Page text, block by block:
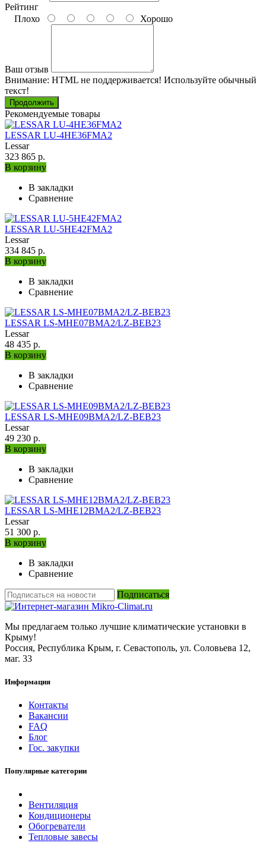
Рейтинг
Плохо
Хорошо
Ваш отзыв
Внимание: HTML не поддерживается! Используйте обычный
текст!
Продолжить
Рекомендуемые товары
LESSAR LU-4HE36FMA2
Lessar
323 865 р.
В корзину
В закладки
Сравнение
LESSAR LU-5HE42FMA2
Lessar
334 845 р.
В корзину
В закладки
Сравнение
LESSAR LS-МHE07BMA2/LZ-BEB23
Lessar
48 435 р.
В корзину
В закладки
Сравнение
LESSAR LS-МHE09BMA2/LZ-BEB23
Lessar
49 230 р.
В корзину
В закладки
Сравнение
LESSAR LS-МHE12BMA2/LZ-BEB23
Lessar
51 300 р.
В корзину
В закладки
Сравнение
Подписаться
Мы предлагаем только лучшие климатические установки в
Крыму!
Россия, Республика Крым, г. Севастополь, ул. Соловьева 12,
маг. 33
Информация
Контакты
Вакансии
FAQ
Блог
Гос. закупки
Популярные категории
Вентиляция
Кондиционеры
Обогреватели
Тепловые завесы